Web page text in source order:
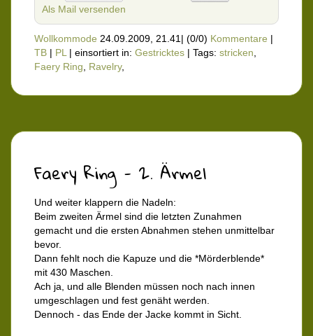
Als Mail versenden
Wollkommode 24.09.2009, 21.41 | (0/0) Kommentare |
TB | PL | einsortiert in: Gestricktes | Tags: stricken
Faery Ring
Ravelry,
Faery Ring - 2. Ärmel
Und weiter klappern die Nadeln:
Beim zweiten Ärmel sind die letzten Zunahmen
gemacht und die ersten Abnahmen stehen unmittelbar
bevor.
Dann fehlt noch die Kapuze und die *Mörderblende*
mit 430 Maschen.
Ach ja, und alle Blenden müssen noch nach innen
umgeschlagen und fest genäht werden.
Dennoch - das Ende der Jacke kommt in Sicht.